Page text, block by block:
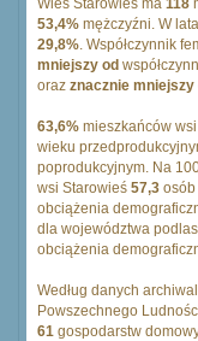
Wieś Starowieś ma 118
53,4% mężczyźni. W
29,8%. Współczynnik
mniejszy od
oraz znacznie mniejszy
63,6% mieszkańców
wieku
poprodukcyjnym. Na
wsi Starowieś 57,3 osób
obciążenia
dla województwa
obciążenia
Według danych
Powszechnego
61 gospodarstw